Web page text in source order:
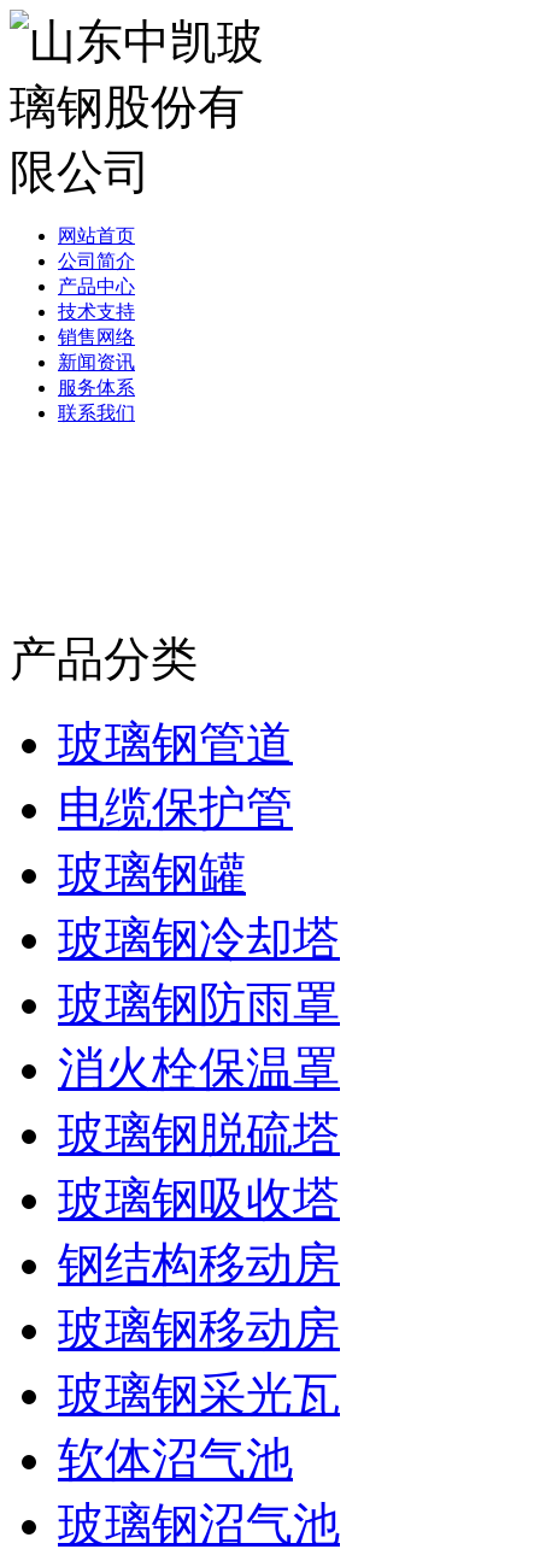
网站首页
公司简介
产品中心
技术支持
销售网络
新闻资讯
服务体系
联系我们
产品分类
玻璃钢管道
电缆保护管
玻璃钢罐
玻璃钢冷却塔
玻璃钢防雨罩
消火栓保温罩
玻璃钢脱硫塔
玻璃钢吸收塔
钢结构移动房
玻璃钢移动房
玻璃钢采光瓦
软体沼气池
玻璃钢沼气池